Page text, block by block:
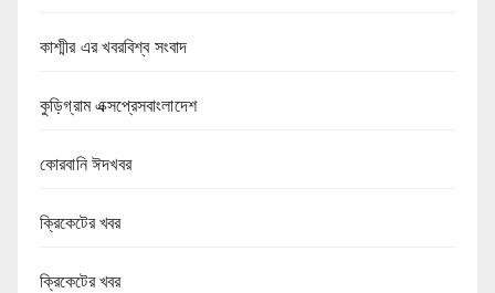
কাশ্মীর এর খবরবিশ্ব সংবাদ
কুড়িগ্রাম এক্সপ্রেসবাংলাদেশ
কোরবানি ঈদখবর
ক্রিকেটের খবর
ক্রিকেটের খবর